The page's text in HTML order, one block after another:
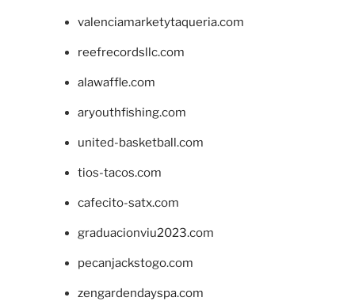
valenciamarketytaqueria.com
reefrecordsllc.com
alawaffle.com
aryouthfishing.com
united-basketball.com
tios-tacos.com
cafecito-satx.com
graduacionviu2023.com
pecanjackstogo.com
zengardendayspa.com